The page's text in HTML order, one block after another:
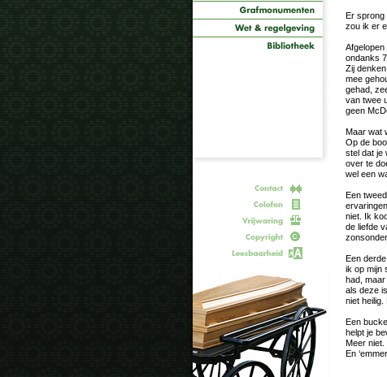
Er sprong
zou ik er
ondanks
Zij
mee
gehad,
van twee
geen
Maar wat
Op de
stel dat je
over te
wel een
Een
niet. Ik
de liefde
Een
ik op mijn
had,
als deze
niet heilig.
Een
helpt je
Meer niet.
En